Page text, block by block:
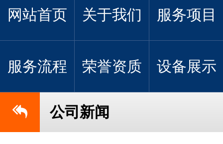
网站首页 关于我们 服务项目
服务流程 荣誉资质 设备展示
公司新闻